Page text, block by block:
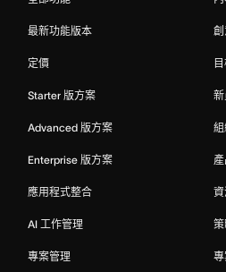
最新功能版本
定價
Starter 版方案
Advanced 版方案
Enterprise 版方案
應用程式整合
AI 工作管理
專案管理
創
新
組
資
策
專